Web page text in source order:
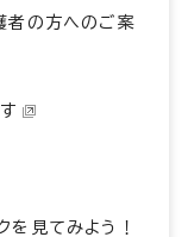
者の方へのご案
を見てみよう！